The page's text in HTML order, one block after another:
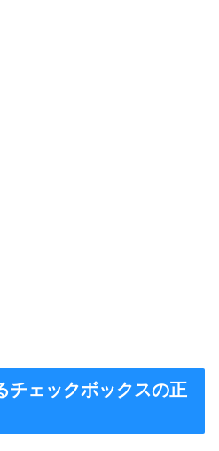
チェックボックスの正